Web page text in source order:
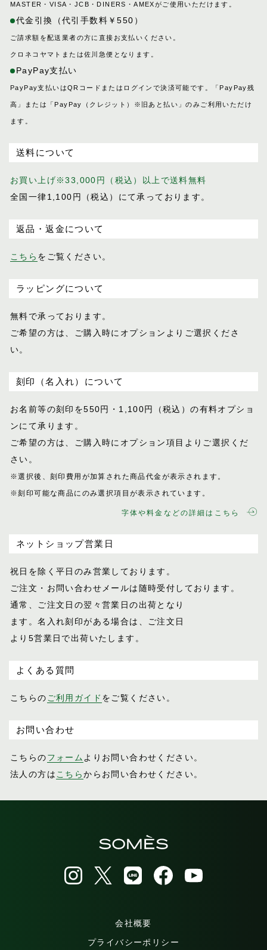
SOK
MASTER・VISA・JCB・DINERS・AMEXがご使用いただけます。
代金引換（代引手数料￥550）
ご請求額を配送業者の方に直接お支払いください。
クロネコヤマトまたは佐川急便となります。
PayPay支払い
PayPay支払いはQRコードまたはログインで決済可能です。「PayPay残
高」または「PayPay（クレジット）※旧あと払い」のみご利用いただけ
ます。
送料について
お買い上げ※33,000円（税込）以上で送料無料
全国一律1,100円（税込）にて承っております。
返品・返金について
こちら をご覧ください。
ラッピングについて
無料で承っております。
ご希望の方は、ご購入時にオプションより ご選択くださ
い。
刻印（名入れ）について
お名前等の刻印を550円・1,100円（税込）の有料オプショ
ンにて承ります。
ご希望の方は、ご購入時にオプション項目 よりご選択くだ
さい。
※選択後、刻印費用が加算された商品代金が表示 されます。
※刻印可能な商品にのみ選択項目が表示されてい ます。
字体や料金などの詳細はこちら
ネットショップ営業日
祝日を除く平日のみ営業しております。
ご注文・お問い合わせメールは随時受付し ております。
通常、ご注文日の翌々営業日の出荷となり
ます。名入れ刻印がある場合は、ご注文日
より5営業日で出荷いたします。
よくある質問
こちらの ご利用ガイド をご覧ください。
お問い合わせ
こちらのフォーム よりお問い合わせください。
法人の方は こちらからお問い合わせください。
会社概要
プライバシーポリシー